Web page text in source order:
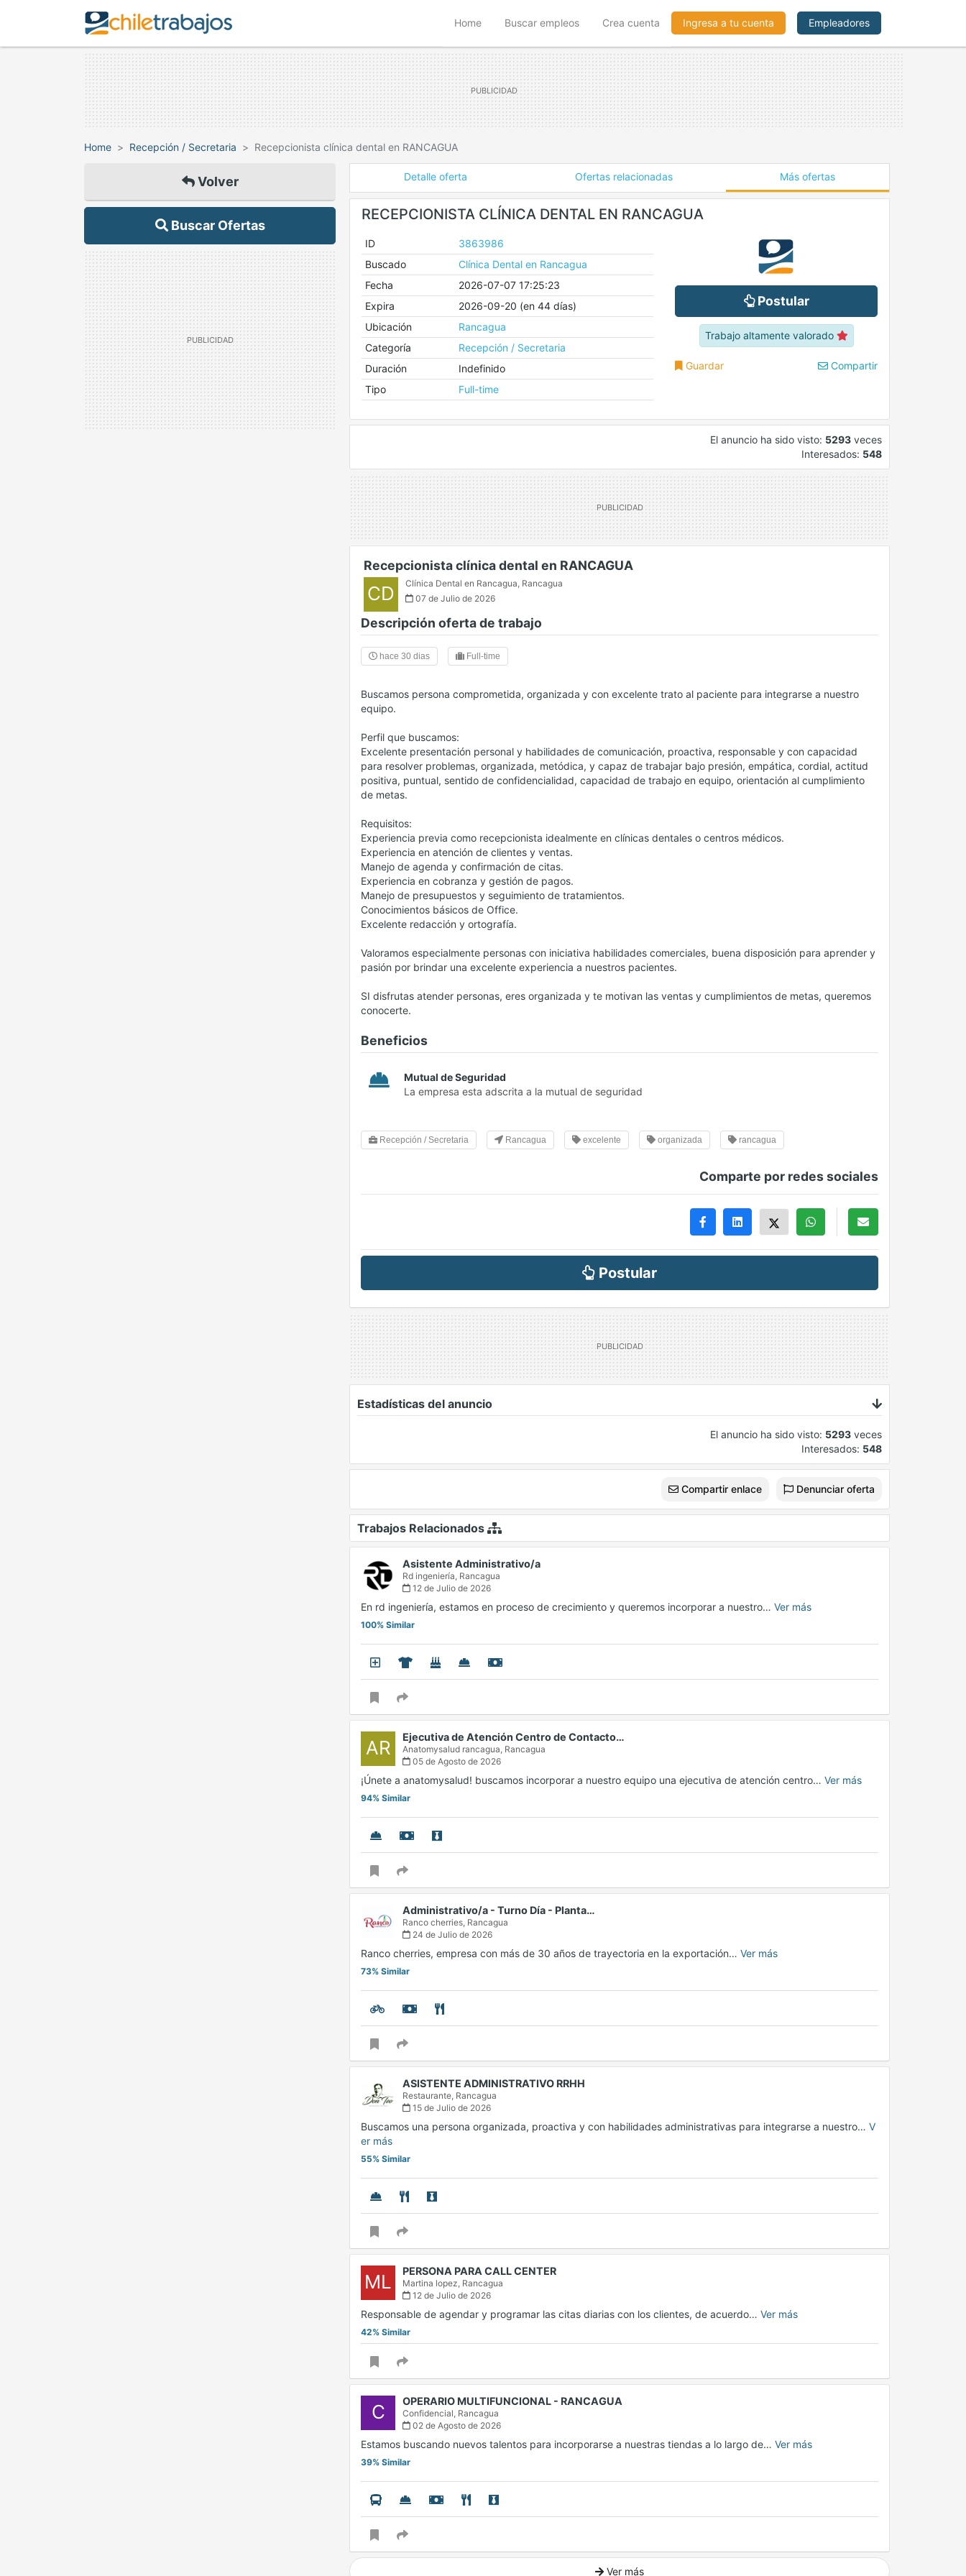
Home(current)Buscar empleos Crea cuenta Ingresa a tu cuenta Empleadores
Home Recepción / Secretaria Recepcionista clínica dental en RANCAGUA
Volver
Buscar Ofertas
Detalle oferta Ofertas relacionadas Más ofertas
RECEPCIONISTA CLÍNICA DENTAL EN RANCAGUA
ID
3863986
Buscado
Clínica Dental en Rancagua
Fecha
2026-07-07 17:25:23
Expira
2026-09-20 (en 44 días)
Ubicación
Rancagua
Categoría
Recepción / Secretaria
Duración
Indefinido
Tipo
Full-time
Postular
Trabajo altamente valorado
Guardar Compartir
El anuncio ha sido visto: 5293 veces
Interesados: 548
Recepcionista clínica dental en RANCAGUA
CD Clínica Dental en Rancagua, Rancagua
07 de Julio de 2026
Descripción oferta de trabajo
hace 30 dias Full-time
Buscamos persona comprometida, organizada y con excelente trato al paciente para integrarse a nuestro
equipo.
Perfil que buscamos:
Excelente presentación personal y habilidades de comunicación, proactiva, responsable y con capacidad
para resolver problemas, organizada, metódica, y capaz de trabajar bajo presión, empática, cordial, actitud
positiva, puntual, sentido de confidencialidad, capacidad de trabajo en equipo, orientación al cumplimiento
de metas.
Requisitos:
Experiencia previa como recepcionista idealmente en clínicas dentales o centros médicos.
Experiencia en atención de clientes y ventas.
Manejo de agenda y confirmación de citas.
Experiencia en cobranza y gestión de pagos.
Manejo de presupuestos y seguimiento de tratamientos.
Conocimientos básicos de Office.
Excelente redacción y ortografía.
Valoramos especialmente personas con iniciativa habilidades comerciales, buena disposición para aprender y
pasión por brindar una excelente experiencia a nuestros pacientes.
SI disfrutas atender personas, eres organizada y te motivan las ventas y cumplimientos de metas, queremos
conocerte.
Beneficios
Mutual de Seguridad
La empresa esta adscrita a la mutual de seguridad
Recepción / Secretaria Rancagua excelente organizada rancagua
Comparte por redes sociales
Postular
Estadísticas del anuncio
El anuncio ha sido visto: 5293 veces
Interesados: 548
Compartir enlace Denunciar oferta
Trabajos Relacionados
Asistente Administrativo/a
Rd ingeniería, Rancagua
12 de Julio de 2026
En rd ingeniería, estamos en proceso de crecimiento y queremos incorporar a nuestro… Ver más
100% Similar
AR Ejecutiva de Atención Centro de Contacto…
Anatomysalud rancagua, Rancagua
05 de Agosto de 2026
¡Únete a anatomysalud! buscamos incorporar a nuestro equipo una ejecutiva de atención centro… Ver más
94% Similar
Administrativo/a - Turno Día - Planta…
Ranco cherries, Rancagua
24 de Julio de 2026
Ranco cherries, empresa con más de 30 años de trayectoria en la exportación… Ver más
73% Similar
ASISTENTE ADMINISTRATIVO RRHH
Restaurante, Rancagua
15 de Julio de 2026
Buscamos una persona organizada, proactiva y con habilidades administrativas para integrarse a nuestro… V
er más
55% Similar
ML PERSONA PARA CALL CENTER
Martina lopez, Rancagua
12 de Julio de 2026
Responsable de agendar y programar las citas diarias con los clientes, de acuerdo… Ver más
42% Similar
C OPERARIO MULTIFUNCIONAL - RANCAGUA
Confidencial, Rancagua
02 de Agosto de 2026
Estamos buscando nuevos talentos para incorporarse a nuestras tiendas a lo largo de… Ver más
39% Similar
Ver más